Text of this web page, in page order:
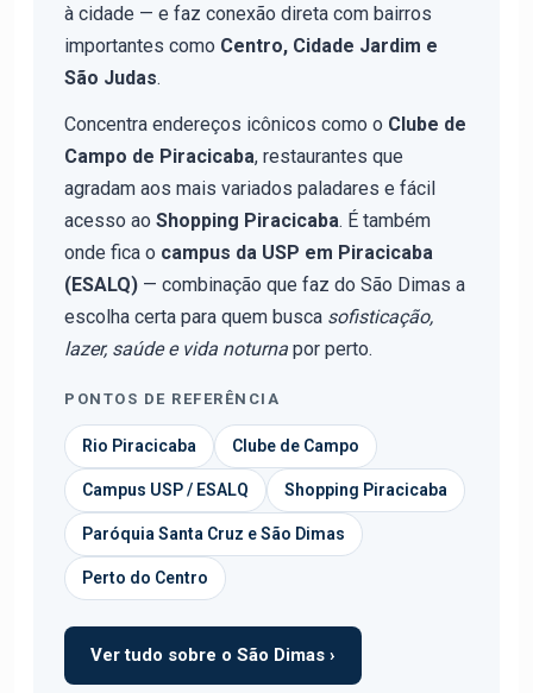
à cidade — e faz conexão direta com bairros
importantes como Centro, Cidade Jardim e
São Judas.
Concentra endereços icônicos como o Clube de
Campo de Piracicaba, restaurantes que
agradam aos mais variados paladares e fácil
acesso ao Shopping Piracicaba. É também
onde fica o campus da USP em Piracicaba
(ESALQ) — combinação que faz do São Dimas a
escolha certa para quem busca sofisticação,
lazer, saúde e vida noturna por perto.
PONTOS DE REFERÊNCIA
Rio Piracicaba Clube de Campo
Campus USP / ESALQ Shopping Piracicaba
Paróquia Santa Cruz e São Dimas
Perto do Centro
Ver tudo sobre o São Dimas ›